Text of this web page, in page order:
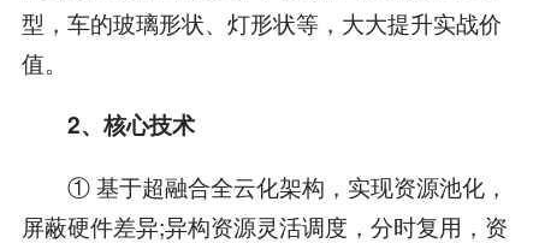
型，车的玻璃形状、灯形状等，大大提升实战价
值。
2、核心技术
① 基于超融合全云化架构，实现资源池化，
屏蔽硬件差异;异构资源灵活调度，分时复用，资